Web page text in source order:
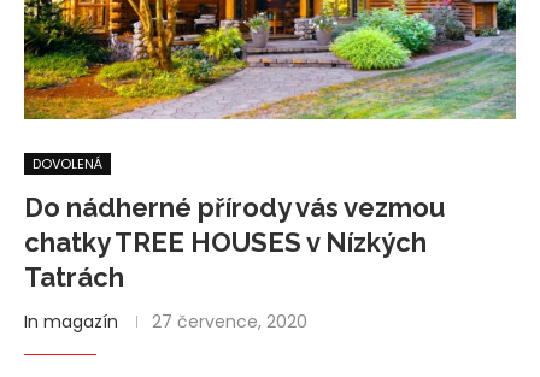
DOVOLENÁ
Do nádherné přírody vás vezmou
chatky TREE HOUSES v Nízkých
Tatrách
In magazín 27 července, 2020